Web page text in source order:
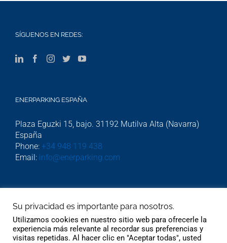
SÍGUENOS EN REDES:
ENERPARKING ESPAÑA
Plaza Eguzki 15, bajo. 31192 Mutilva Alta (Navarra)
España
Phone: +34 948 119 438
Email: info@enerparking.com
Beekstraat 54. Cwartier kamer 308. Weert 6001GJ.
Phone:06 232 745 51
Su privacidad es importante para nosotros.
Utilizamos cookies en nuestro sitio web para ofrecerle la
experiencia más relevante al recordar sus preferencias y
visitas repetidas. Al hacer clic en "Aceptar todas", usted